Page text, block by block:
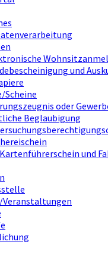
und
Scheine
oder
Beglaubigung
und